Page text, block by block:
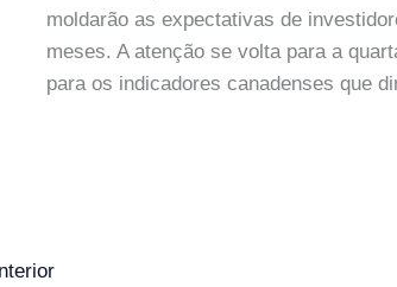
moldarão as expectativas de
meses. A atenção se volta para a
para os indicadores canadenses que